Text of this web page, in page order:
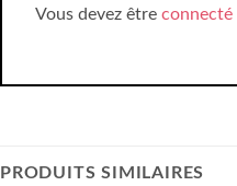
Vous devez être connecté
PRODUITS SIMILAIRES